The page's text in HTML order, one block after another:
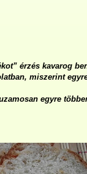
érzés kavarog
miszerint
egyre